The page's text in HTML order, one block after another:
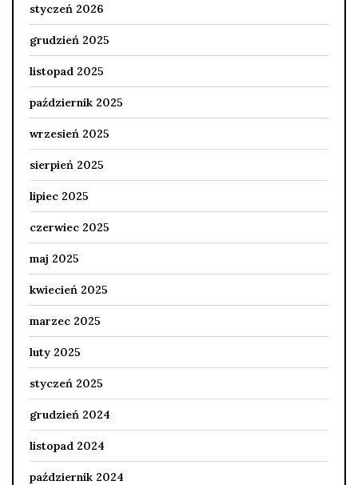
styczeń 2026
grudzień 2025
listopad 2025
październik 2025
wrzesień 2025
sierpień 2025
lipiec 2025
czerwiec 2025
maj 2025
kwiecień 2025
marzec 2025
luty 2025
styczeń 2025
grudzień 2024
listopad 2024
październik 2024